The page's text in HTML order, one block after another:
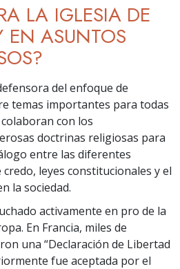
LA IGLESIA DE
EN ASUNTOS
del enfoque de
temas importantes para todas
con los
doctrinas religiosas para
entre las diferentes
leyes constitucionales y el
la sociedad.
activamente en pro de la
En Francia, miles de
una “Declaración de Libertad
fue aceptada por el